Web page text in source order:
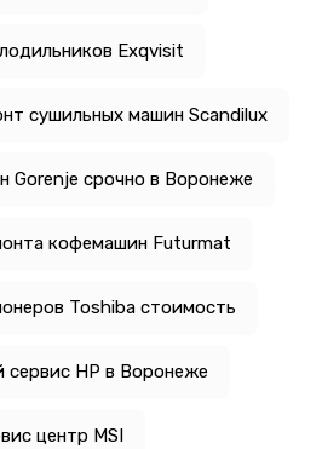
Exqvisit
сушильных машин Scandilux
Gorenje срочно в Воронеже
кофемашин Futurmat
Toshiba стоимость
сервис HP в Воронеже
центр MSI